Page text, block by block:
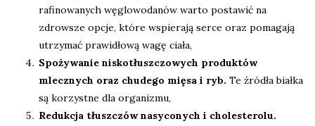
rafinowanych węglowodanów warto postawić na
zdrowsze opcje, które wspierają serce oraz pomagają
utrzymać prawidłową wagę ciała,
Spożywanie niskotłuszczowych produktów
mlecznych oraz chudego mięsa i ryb. Te źródła białka
są korzystne dla organizmu,
Redukcja tłuszczów nasyconych i cholesterolu.